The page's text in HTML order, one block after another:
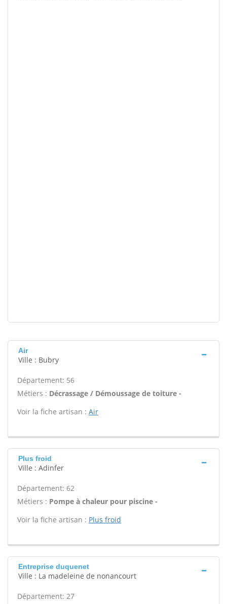
Air
Ville : Bubry
Département: 56
Métiers : Décrassage / Démoussage de toiture -
Voir la fiche artisan : Air
Plus froid
Ville : Adinfer
Département: 62
Métiers : Pompe à chaleur pour piscine -
Voir la fiche artisan : Plus froid
Entreprise duquenet
Ville : La madeleine de nonancourt
Département: 27